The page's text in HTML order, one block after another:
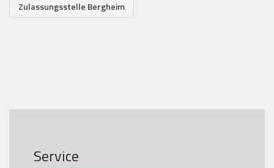
Zulassungsstelle Bergheim
Service